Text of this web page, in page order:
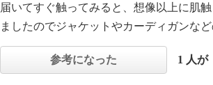
届いてすぐ触ってみると、想像以上に肌
ましたのでジャケットやカーディガンな
参考になった 1 人が